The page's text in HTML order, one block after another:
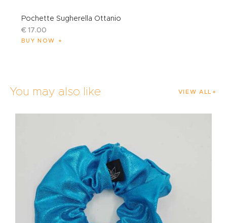
Pochette Sugherella Ottanio
€ 17.00
BUY NOW
You may also like VIEW ALL